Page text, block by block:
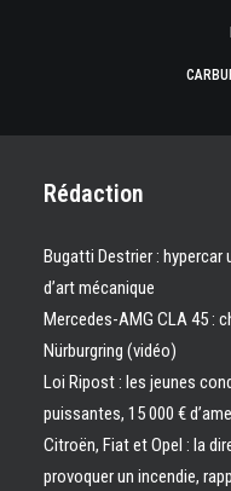
Rédaction
Bugatti Destrier : hypercar
d’art mécanique
Mercedes-AMG CLA 45 :
Nürburgring (vidéo)
Loi Ripost : les jeunes
puissantes, 15 000 €
Citroën, Fiat et Opel : la
provoquer un incendie,